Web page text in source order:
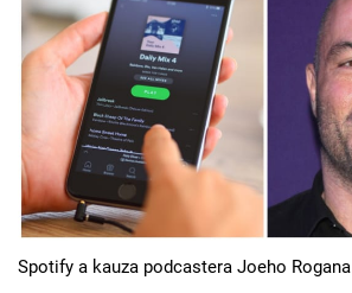
Seriály
Hry
Cool Esport
Pořady
Spotify a kauza podcastera Joeho Rogana